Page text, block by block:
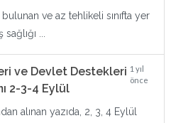
bulunan ve az tehlikeli sınıfta yer
...
ve Devlet Destekleri
2-3-4 Eylül
1 yıl
önce
alınan yazıda, 2, 3, 4 Eylül